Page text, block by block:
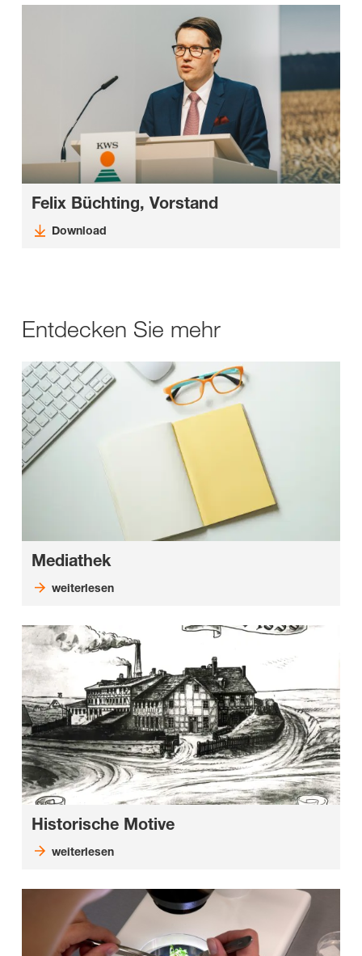
Felix Büchting, Vorstand
Download
Entdecken Sie mehr
Mediathek
weiterlesen
Historische Motive
weiterlesen